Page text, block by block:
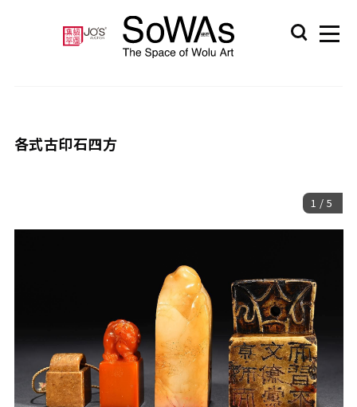
1 /5
各式古印石四方